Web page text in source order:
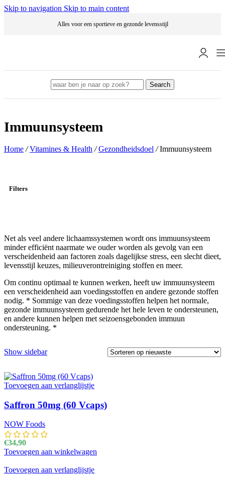
Skip to navigation Skip to main content
Alles voor een sportieve en gezonde levensstijl
Search
Immuunsysteem
Home / Vitamines & Health / Gezondheidsdoel / Immuunsysteem
Filters
Net als veel andere lichaamssystemen wordt ons immuunsysteem
minder efficiënt naarmate we ouder worden als gevolg van een
verscheidenheid aan factoren zoals dagelijkse stress, een slecht dieet,
levensstijl keuzes, milieuverontreiniging stoffen en meer.
Om continu optimaal te kunnen werken, heeft uw immuunsysteem
een ​​verscheidenheid aan voedingsstoffen en andere gezonde stoffen
nodig. * Sommige van deze voedingsstoffen helpen het normale,
gezonde immuunsysteem gedurende het hele leven te ondersteunen,
en andere kunnen helpen met seizoensgebonden immuun
ondersteuning. *
Show sidebar
Toevoegen aan verlanglijstje
Saffron 50mg (60 Vcaps)
NOW Foods
€34,90
Toevoegen aan winkelwagen
Toevoegen aan verlanglijstje